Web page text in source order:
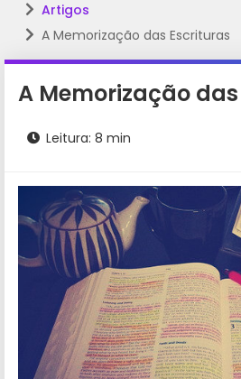
Artigos
A Memorização das Escrituras
A Memorização
Leitura: 8 min